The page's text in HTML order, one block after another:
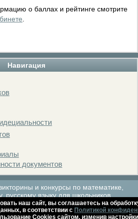
Навигация
документов
о баллах и рейтинге смотрите
и конкурсы по математике,
русскому языку для школьников.
наш сайт, вы соглашаетесь на
в соответствии с Политикой
Cookies сайтом, изменив